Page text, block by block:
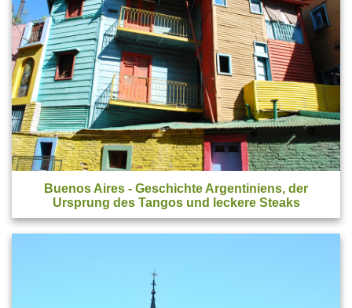
Buenos Aires - Geschichte Argentiniens, der
Ursprung des Tangos und leckere Steaks